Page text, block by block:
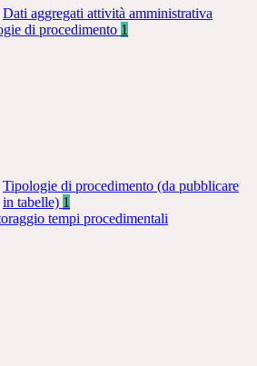
Dati aggregati attività amministrativa
di procedimento 1
Tipologie di procedimento (da pubblicare
in tabelle) 1
tempi procedimentali